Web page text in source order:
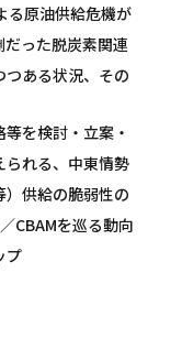
る原油供給危機が
った脱炭素関連
ある状況、その
を検討・立案・
られる、中東情勢
供給の脆弱性の
CBAMを巡る動向
プ